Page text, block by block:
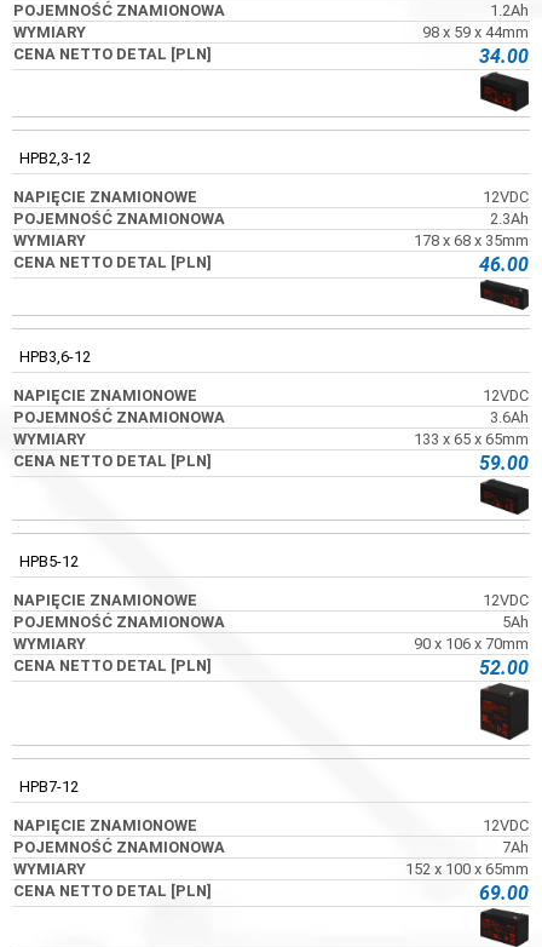
1.2Ah
98 x 59 x 44mm
34.00
HPB2,3-12
12VDC
2.3Ah
178 x 68 x 35mm
46.00
HPB3,6-12
12VDC
3.6Ah
133 x 65 x 65mm
59.00
HPB5-12
12VDC
5Ah
90 x 106 x 70mm
52.00
HPB7-12
12VDC
7Ah
152 x 100 x 65mm
69.00